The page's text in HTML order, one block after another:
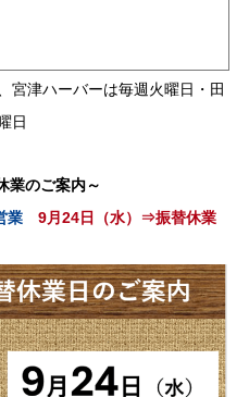
宮津ハーバーは毎週火曜日・田
日
業のご案内～
業
9月24日（水）⇒振替休業